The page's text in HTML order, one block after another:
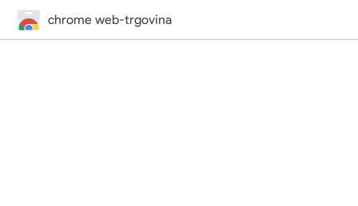
chrome web-trgovina